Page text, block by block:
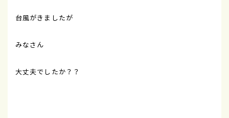
台風がきましたが
みなさん
大丈夫でしたか？？